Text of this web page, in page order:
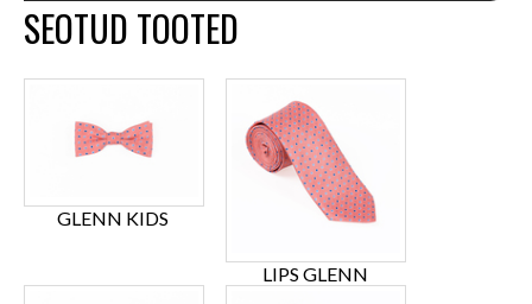
SEOTUD TOOTED
GLENN KIDS
LIPS GLENN